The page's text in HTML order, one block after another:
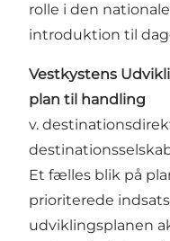
rolle i den
introduktion til
Vestkystens
plan til handling
v.
Et fælles blik på
prioriterede
udviklingsplanen